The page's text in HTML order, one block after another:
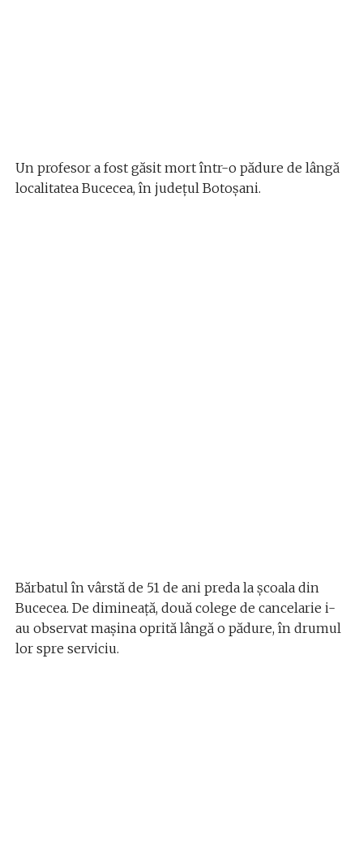
Un profesor a fost găsit mort într-o pădure de lângă
localitatea Bucecea, în județul Botoșani.
Bărbatul în vârstă de 51 de ani preda la școala din
Bucecea. De dimineață, două colege de cancelarie i-
au observat mașina oprită lângă o pădure, în drumul
lor spre serviciu.